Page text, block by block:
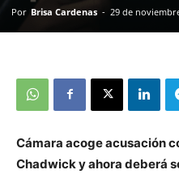
Por Brisa Cardenas - 29 de
Cámara acoge acusación
Chadwick y ahora deberá